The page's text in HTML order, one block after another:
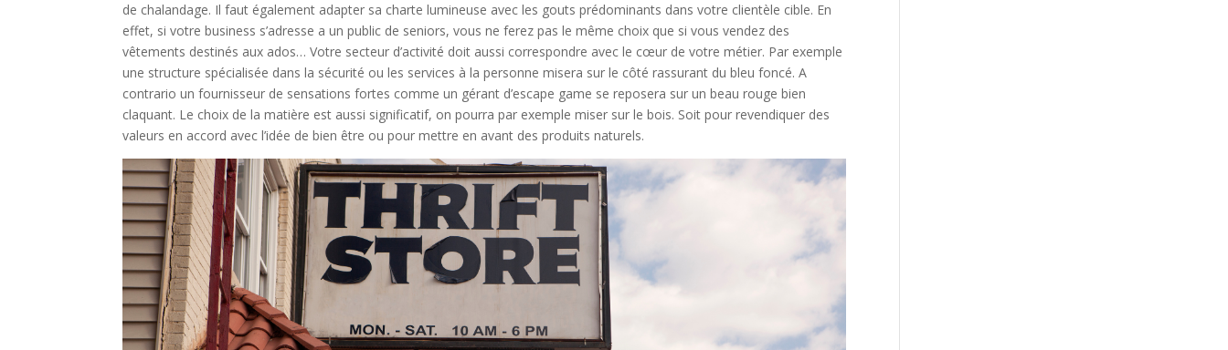
de chalandage. Il faut également adapter sa charte lumineuse avec les gouts prédominants dans votre clientèle cible. En
effet, si votre business s’adresse a un public de seniors, vous ne ferez pas le même choix que si vous vendez des
vêtements destinés aux ados… Votre secteur d’activité doit aussi correspondre avec le cœur de votre métier. Par exemple
une structure spécialisée dans la sécurité ou les services à la personne misera sur le côté rassurant du bleu foncé. A
contrario un fournisseur de sensations fortes comme un gérant d’escape game se reposera sur un beau rouge bien
claquant. Le choix de la matière est aussi significatif, on pourra par exemple miser sur le bois. Soit pour revendiquer des
valeurs en accord avec l’idée de bien être ou pour mettre en avant des produits naturels.